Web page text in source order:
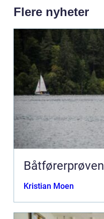
Flere nyheter
Båtførerprøven
Kristian Moen